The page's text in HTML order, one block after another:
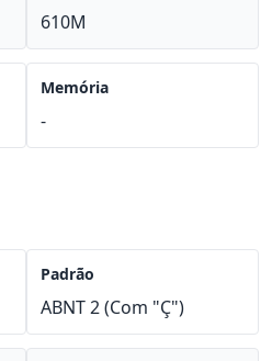
610M
Memória
-
Padrão
ABNT 2 (Com "Ç")